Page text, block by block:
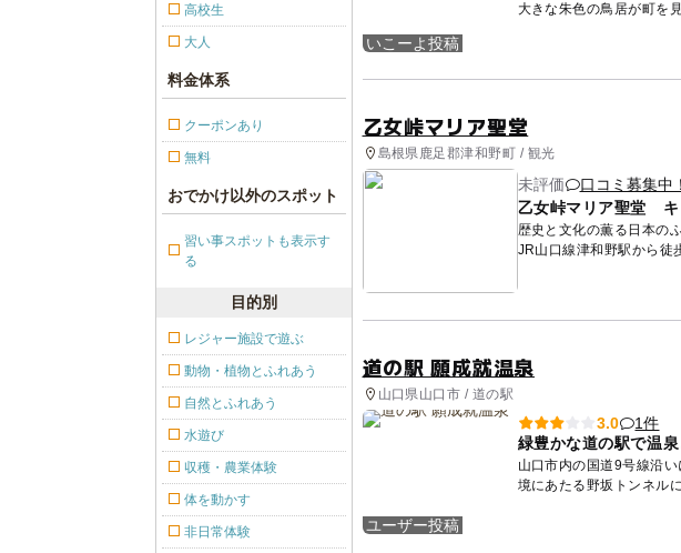
いこーよ投稿
大きな朱色の鳥居が町を
乙女峠マリア聖堂
島根県鹿足郡津和野町 / 観光
未評価
口コミ募集中！
乙女峠マリア聖堂 キ
歴史と文化の薫る日本の
JR山口線津和野駅から徒
た先、うっ...
道の駅 願成就温泉
山口県山口市 / 道の駅
ユーザー投稿
3.0
1件
緑豊かな道の駅で温
山口市内の国道9号線沿
境にあたる野坂トンネル
高校生
大人
料金体系
クーポンあり
無料
おでかけ以外のスポット
習い事スポットも表示す
る
目的別
レジャー施設で遊ぶ
動物・植物とふれあう
自然とふれあう
水遊び
収穫・農業体験
体を動かす
非日常体験